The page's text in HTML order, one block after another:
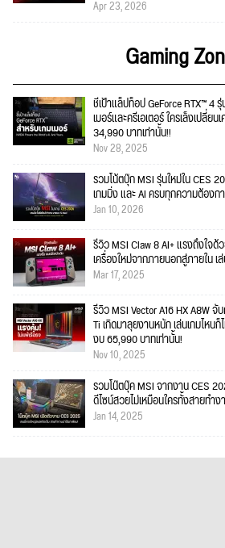
Apr 23, 2026
Gaming
ชี้เป้าแล็ปท็อป GeForce RTX™ 4
เมอร์และครีเอเตอร์ ใครเล็งเปลี่ย
34,990 บาทเท่านั้น!!
Nov 28, 2025
รวมโน้ตบุ๊ก MSI รุ่นใหม่ใน CES
เกมมิ่ง และ AI ครบทุกความต้องก
Jan 10, 2026
รีวิว MSI Claw 8 AI+ แรงถึงใจ
เครื่องใหม่จากภายนอกสู่ภายใน เ
Mar 17, 2025
รีวิว MSI Vector A16 HX A8W
Ti เกิดมาลุยงานหนัก เล่นเกมไหน
งบ 65,990 บาทเท่านั้น!
Nov 10, 2025
รวมโน๊ตบุ๊ค MSI จากงาน CES
ดีไซน์สวยไม่เหมือนใครทั้งสายทำ
Jan 14, 2025